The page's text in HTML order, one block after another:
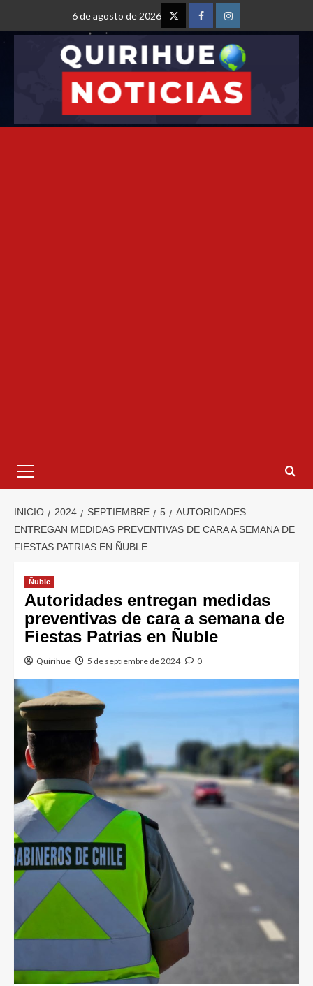
6 de agosto de 2026
INICIO 2024 SEPTIEMBRE 5
AUTORIDADES
ENTREGAN MEDIDAS PREVENTIVAS DE CARA A SEMANA DE
FIESTAS PATRIAS EN ÑUBLE
Ñuble
Autoridades entregan medidas
preventivas de cara a semana de
Fiestas Patrias en Ñuble
Quirihue 5 de septiembre de 2024 0